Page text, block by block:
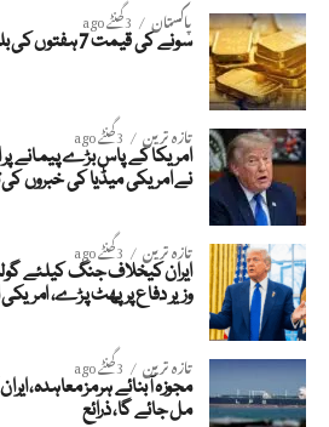
پاکستان 3 گھنٹے ago
سونے کی قیمت 7 ہفتوں کی بلند ترین سطح پر پہنچ گئی
تازہ ترین 3 گھنٹے ago
امریکا کے پاس بڑے پیمانے
نے امریکی میڈیا کی خبروں کی
تازہ ترین 3 گھنٹے ago
ایران کیخلاف جنگ کیلئے
وزیر دفاع پر پھٹ پڑے، امریکی
تازہ ترین 3 گھنٹے ago
مجوزہ آبنائے ہرمز معاہدہ،
مل جائے گا، ذرائع